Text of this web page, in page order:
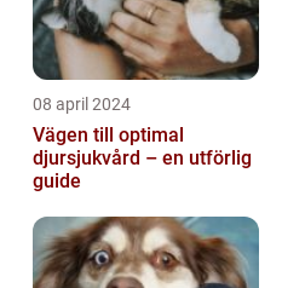
08 april 2024
Vägen till optimal
djursjukvård – en utförlig
guide